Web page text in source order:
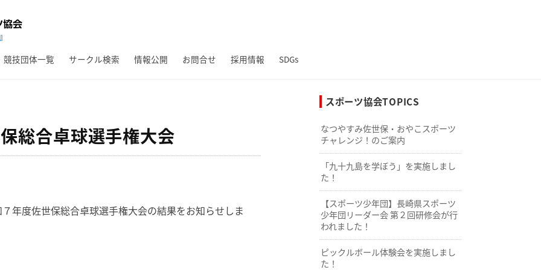
競技団体一覧 サークル検索 情報公開 お問合せ 採用情報 SDGs
総合卓球選手権大会
年度佐世保総合卓球選手権大会の結果をお知らせしま
スポーツ協会TOPICS
なつやすみ佐世保・おやこスポーツ
チャレンジ！のご案内
「九十九島を学ぼう」を実施しまし
た！
【スポーツ少年団】長崎県スポーツ
少年団リーダー会 第２回研修会が行
われました！
ピックルボール体験会を実施しまし
た！